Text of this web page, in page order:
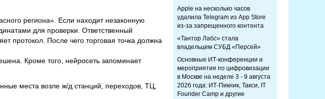
региона». Если находит незаконную
для проверки. Ответственный
протокол. После чего торговая точка должна
Кроме того, нейросеть запоминает
места возле ж/д станций, переходов, ТЦ,
Apple на несколько часов
удалила Telegram из App Store
из-за запрещенного контента
«Тантор Лабс» стала
владельцем СУБД «Персей»
Основные ИТ-конференции и
мероприятия по цифровизации
в Москве на неделе 3 - 9 августа
2026 года: ИТ-Пикник, Такси, IT
Founder Camp и другие